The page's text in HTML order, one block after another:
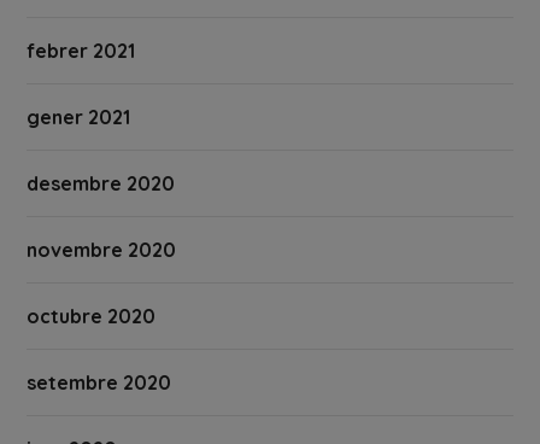
febrer 2021
gener 2021
desembre 2020
novembre 2020
octubre 2020
setembre 2020